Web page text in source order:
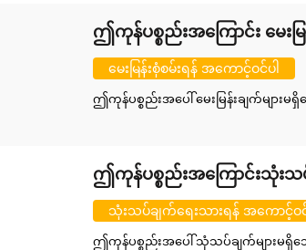
ဤကုန်ပစ္စည်းအကြောင်း မေးမြ
မေးမြန်းစုံစမ်းရန် အကောင့်ဝင်ပါ
ဤကုန်ပစ္စည်းအပေါ် မေးမြန်းချက်များမရှိ
ဤကုန်ပစ္စည်းအကြောင်းသုံးသပ်
သုံးသပ်ချက်ရေးသားရန် အကောင့်ဝ
ဤကုန်ပစ္စည်းအပေါ် သုံသပ်ချက်များမရှိသေ